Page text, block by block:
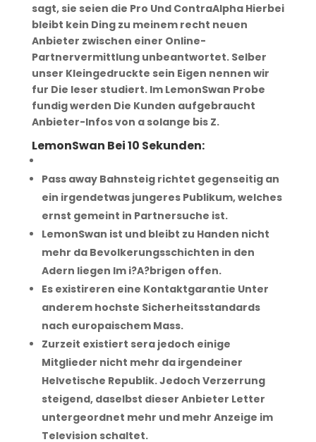
sagt, sie seien die Pro Und ContraAlpha Hierbei
bleibt kein Ding zu meinem recht neuen
Anbieter zwischen einer Online-
Partnervermittlung unbeantwortet. Selber
unser Kleingedruckte sein Eigen nennen wir
fur Die leser studiert. Im LemonSwan Probe
fundig werden Die Kunden aufgebraucht
Anbieter-Infos von a solange bis Z.
LemonSwan Bei 10 Sekunden:
Pass away Bahnsteig richtet gegenseitig an
ein irgendetwas jungeres Publikum, welches
ernst gemeint in Partnersuche ist.
LemonSwan ist und bleibt zu Handen nicht
mehr da Bevolkerungsschichten in den
Adern liegen Im i?A?brigen offen.
Es existireren eine Kontaktgarantie Unter
anderem hochste Sicherheitsstandards
nach europaischem Mass.
Zurzeit existiert sera jedoch einige
Mitglieder nicht mehr da irgendeiner
Helvetische Republik. Jedoch Verzerrung
steigend, daselbst dieser Anbieter Letter
untergeordnet mehr und mehr Anzeige im
Television schaltet.